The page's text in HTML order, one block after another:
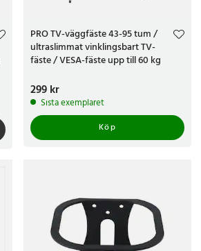
PRO TV-väggfäste 43-95 tum /
ultraslimmat vinklingsbart TV-
fäste / VESA-fäste upp till 60 kg
Pris:299 kr
299 kr
Sista exemplaret
Köp